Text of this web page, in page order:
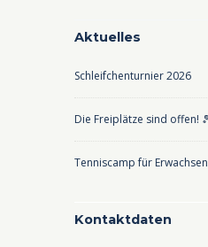
Aktuelles
Schleifchenturnier 2026
Die Freiplätze sind offen!
Tenniscamp für
Kontaktdaten